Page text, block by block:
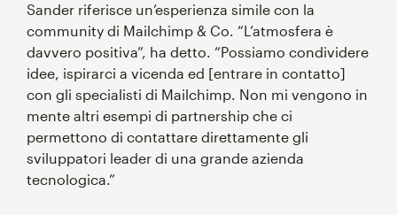
Sander riferisce un’esperienza simile con la
community di Mailchimp & Co. “L’atmosfera è
davvero positiva”, ha detto. “Possiamo condividere
idee, ispirarci a vicenda ed [entrare in contatto]
con gli specialisti di Mailchimp. Non mi vengono in
mente altri esempi di partnership che ci
permettono di contattare direttamente gli
sviluppatori leader di una grande azienda
tecnologica.”